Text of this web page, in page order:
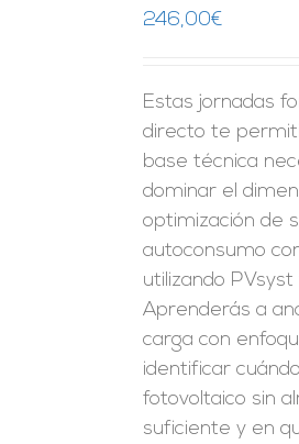
246,00€
Estas jornadas
directo te
base técnica
dominar el
optimización de
autoconsumo
utilizando PVsyst
Aprenderás a
carga con
identificar
fotovoltaico sin
suficiente y en